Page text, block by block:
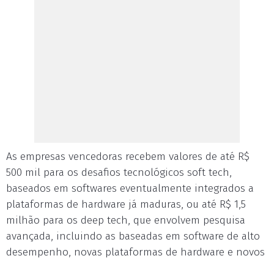
As empresas vencedoras recebem valores de até R$
500 mil para os desafios tecnológicos soft tech,
baseados em softwares eventualmente integrados a
plataformas de hardware já maduras, ou até R$ 1,5
milhão para os deep tech, que envolvem pesquisa
avançada, incluindo as baseadas em software de alto
desempenho, novas plataformas de hardware e novos